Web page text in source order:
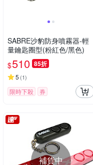
SABRE沙豹防身噴霧器-輕
量鑰匙圈型(粉紅色/黑色)
$510 85折
5 (1)
限時下殺 券
補貨中